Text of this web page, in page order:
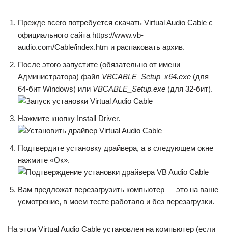
Прежде всего потребуется скачать Virtual Audio Cable с
официального сайта https://www.vb-
audio.com/Cable/index.htm и распаковать архив.
После этого запустите (обязательно от имени
Администратора) файл VBCABLE_Setup_x64.exe (для
64-бит Windows) или VBCABLE_Setup.exe (для 32-бит).
Нажмите кнопку Install Driver.
Подтвердите установку драйвера, а в следующем окне
нажмите «Ок».
Вам предложат перезагрузить компьютер — это на ваше
усмотрение, в моем тесте работало и без перезагрузки.
На этом Virtual Audio Cable установлен на компьютер (если